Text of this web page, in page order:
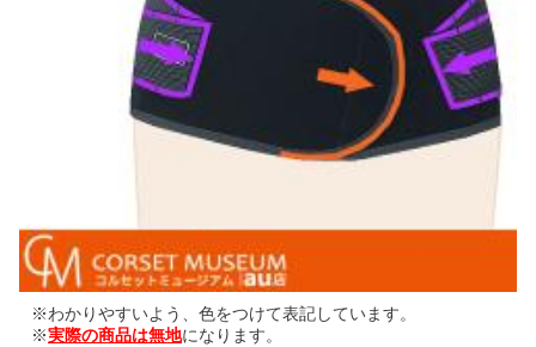
※わかりやすいよう、色をつけて表記しています。
※実際の商品は無地になります。